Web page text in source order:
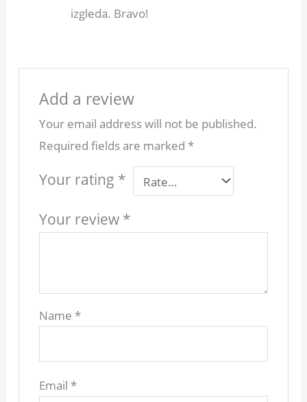
izgleda. Bravo!
Add a review
Your email address will not be published.
Required fields are marked *
Your rating *
Your review *
Name *
Email *